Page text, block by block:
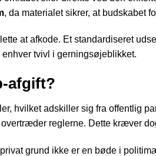
, da materialet sikrer, at budskabet
at afkode. Et standardiseret
tvivl i gerningsøjeblikket.
afgift?
hvilket adskiller sig fra offentlig
reglerne. Dette kræver
grund ikke er en bøde i